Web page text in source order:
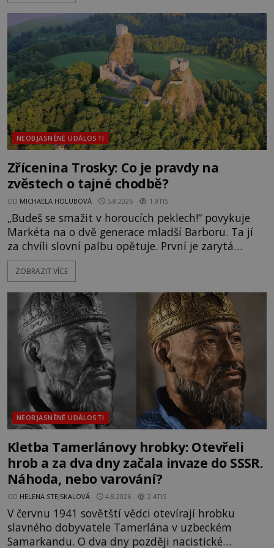
následovat. Vstupujeme na pláž Dumas ve městě
Surat. Gu
NEOBJASNĚNÉ UDÁLOSTI
Zřícenina Trosky: Co je pravdy na
zvěstech o tajné chodbě?
OD MICHAELA HOLUBOVÁ 5.8.2026 1.9TIS
„Budeš se smažit v horoucích peklech!“ povykuje
Markéta na o dvě generace mladší Barboru. Ta jí
za chvíli slovní palbu opětuje. První je zarytá
katolička, druhá přesvědčená kališnice. A každá z
nich se usídlí na jedné z věží slavného hradu
mezi vůdce protihusitského boje. Za manželku má
skutečně jistou
ZOBRAZIT VÍCE
NEOBJASNĚNÉ UDÁLOSTI
Kletba Tamerlánovy hrobky: Otevřeli
hrob a za dva dny začala invaze do SSSR.
Náhoda, nebo varování?
OD HELENA STEJSKALOVÁ 4.8.2026 2.4TIS
V červnu 1941 sovětští vědci otevírají hrobku
slavného dobyvatele Tamerlána v uzbeckém
Samarkandu. O dva dny později nacistické